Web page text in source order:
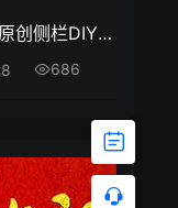
首途十七套原创侧栏DIY自适应高权重seo友好苹果cms模板
686